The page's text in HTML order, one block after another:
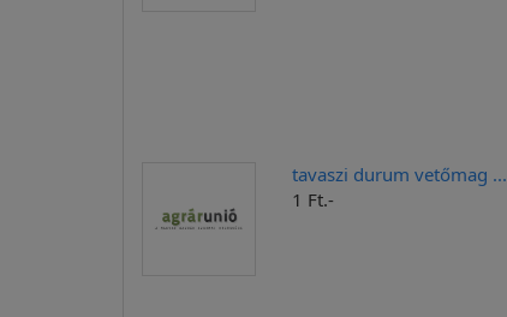
tavaszi durum vetőmag ...
1 Ft.-